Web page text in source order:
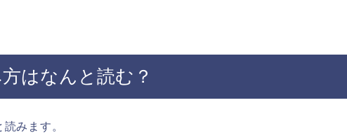
方はなんと読む？
みます。